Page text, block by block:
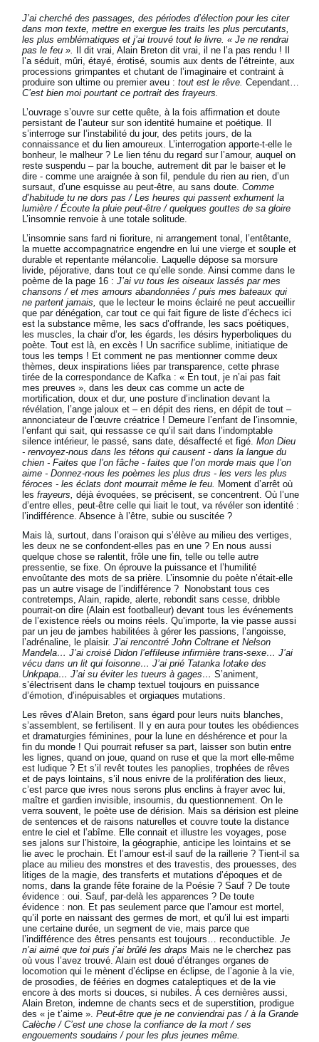
J’ai cherché des passages, des périodes d’élection pour les citer
dans mon texte, mettre en exergue les traits les plus percutants,
les plus emblématiques et j’ai trouvé tout le livre. « Je ne rendrai
pas le feu ».
Il dit vrai, Alain Breton dit vrai, il ne l’a pas rendu ! Il
l’a séduit, mûri, étayé, érotisé, soumis aux dents de l’étreinte, aux
processions grimpantes et chutant de l’imaginaire et contraint à
produire son ultime ou premier aveu :tout est le rêve.Cependant…
C’est bien moi pourtant ce portrait des frayeurs.
L’ouvrage s’ouvre sur cette quête, à la fois affirmation et doute
persistant de l’auteur sur son identité humaine et poétique. Il
s’interroge sur l’instabilité du jour, des petits jours, de la
connaissance et du lien amoureux. L’interrogation apporte-t-elle le
bonheur, le malheur ? Le lien ténu du regard sur l’amour, auquel on
reste suspendu – par la bouche, autrement dit par le baiser et le
dire - comme une araignée à son fil, pendule du rien au rien, d’un
sursaut, d’une esquisse au peut-être, au sans doute. Comme
d’habitude tu ne dors pas / Les heures qui passent exhument la
lumière / Écoute la pluie peut-être / quelques gouttes de sa gloire
L’insomnie renvoie à une totale solitude.
L’insomnie sans fard ni fioriture, ni arrangement tonal, l’entêtante,
la muette accompagnatrice engendre en lui une vierge et souple et
durable et repentante mélancolie. Laquelle dépose sa morsure
livide, péjorative, dans tout ce qu’elle sonde. Ainsi comme dans le
poème de la page 16 :J’ai vu tous les oiseaux lassés par mes
chansons / et mes amours abandonnées / puis mes bateaux qui
ne partent jamais,que le lecteur le moins éclairé ne peut accueillir
que par dénégation, car tout ce qui fait figure de liste d’échecs ici
est la substance même, les sacs d’offrande, les sacs poétiques,
les muscles, la chair d’or, les égards, les désirs hyperboliques du
poète. Tout est là, en excès ! Un sacrifice sublime, initiatique de
tous les temps ! Et comment ne pas mentionner comme deux
thèmes, deux inspirations liées par transparence, cette phrase
tirée de la correspondance de Kafka : « En tout, je n’ai pas fait
mes preuves », dans les deux cas comme un acte de
mortification, doux et dur, une posture d’inclination devant la
révélation, l’ange jaloux et – en dépit des riens, en dépit de tout –
annonciateur de l’œuvre créatrice ! Demeure l’enfant de l’insomnie,
l’enfant qui sait, qui ressasse ce qu’il sait dans l’indomptable
silence intérieur, le passé, sans date, désaffecté et figé.Mon Dieu
- renvoyez-nous dans les tétons qui causent - dans la langue du
chien - Faites que l’on fâche - faites que l’on morde mais que l’on
aime - Donnez-nous les poèmes les plus drus - les vers les plus
féroces - les éclats dont mourrait même le feu. Moment d’arrêt où
lesfrayeurs,déjà évoquées, se précisent, se concentrent. Où l’une
d’entre elles, peut-être celle qui liait le tout, va révéler son identité :
l’indifférence. Absence à l’être, subie ou suscitée ?
Mais là, surtout, dans l’oraison qui s’élève au milieu des vertiges,
les deux ne se confondent-elles pas en une ? En nous aussi
quelque chose se ralentit, frôle une fin, telle ou telle autre
pressentie, se fixe. On éprouve la puissance et l’humilité
envoûtante des mots de sa prière. L’insomnie du poète n’était-elle
pas un autre visage de l’indifférence ?
Nonobstant tous ces
contretemps, Alain, rapide, alerte, rebondit sans cesse, dribble
pourrait-on dire (Alain est footballeur) devant tous les événements
de l’existence réels ou moins réels. Qu’importe, la vie passe aussi
par un jeu de jambes habilitées à gérer les passions, l’angoisse,
l’adrénaline, le plaisir.J’ai rencontré John Coltrane et Nelson
Mandela… J’ai croisé Didon l’effileuse infirmière trans-sexe… J’ai
vécu dans un lit qui foisonne… J’ai prié Tatanka Iotake des
Unkpapa… J’ai su éviter les tueurs à gages…S’animent,
s’électrisent dans le champ textuel toujours en puissance
d’émotion, d’inépuisables et orgiaques mutations.
Les rêves d’Alain Breton, sans égard pour leurs nuits blanches,
s’assemblent, se fertilisent. Il y en aura pour toutes les obédiences
et dramaturgies féminines, pour la lune en déshérence et pour la
fin du monde ! Qui pourrait refuser sa part, laisser son butin entre
les lignes, quand on joue, quand on ruse et que la mort elle-même
est ludique ? Et s’il revêt toutes les panoplies, trophées de rêves
et de pays lointains, s’il nous enivre de la prolifération des lieux,
c’est parce que ivres nous serons plus enclins à frayer avec lui,
maître et gardien invisible, insoumis, du questionnement. On le
verra souvent, le poète use de dérision. Mais sa dérision est pleine
de sentences et de raisons naturelles et couvre toute la distance
entre le ciel et l’abîme. Elle connait et illustre les voyages, pose
ses jalons sur l’histoire, la géographie, anticipe les lointains et se
lie avec le prochain. Et l’amour est-il sauf de la raillerie ? Tient-il sa
place au milieu des monstres et des travestis, des prouesses, des
litiges de la magie, des transferts et mutations d’époques et de
noms, dans la grande fête foraine de la Poésie ? Sauf ? De toute
évidence : oui. Sauf, par-delà les apparences ? De toute
évidence : non. Et pas seulement parce que l’amour est mortel,
qu’il porte en naissant des germes de mort, et qu’il lui est imparti
une certaine durée, un segment de vie, mais parce que
l’indifférence des êtres pensants est toujours… reconductible.Je
n’ai aimé que toi puis j’ai brûlé les draps Mais ne le cherchez pas
où vous l’avez trouvé. Alain est doué d’étranges organes de
locomotion qui le mènent d’éclipse en éclipse, de l’agonie à la vie,
de prosodies, de fééries en dogmes cataleptiques et de la vie
encore à des morts si douces, si nubiles. À ces dernières aussi,
Alain Breton, indemne de chants secs et de superstition, prodigue
des « je t’aime ».Peut-être que je ne conviendrai pas / à la Grande
Calèche / C’est une chose la confiance de la mort / ses
engouements soudains / pour les plus jeunes même.